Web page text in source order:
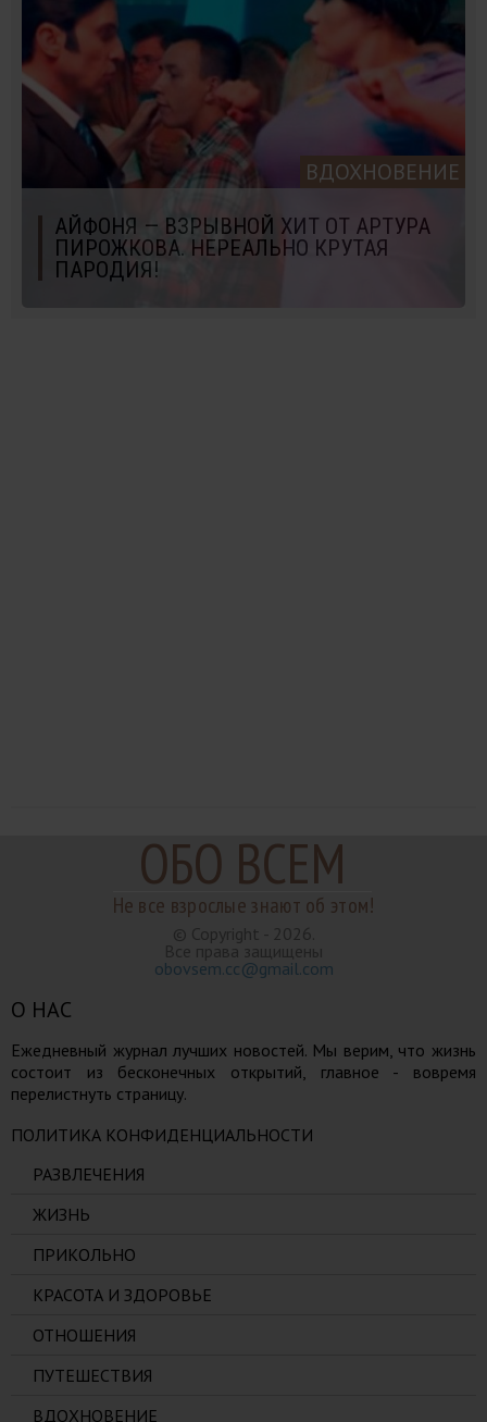
ВДОХНОВЕНИЕ
АЙФОНЯ — ВЗРЫВНОЙ ХИТ ОТ АРТУРА
ПИРОЖКОВА. НЕРЕАЛЬНО КРУТАЯ
ПАРОДИЯ!
ОБО ВСЕМ
Не все взрослые знают об этом!
© Copyright - 2026.
Все права защищены
obovsem.cc@gmail.com
О НАС
Ежедневный журнал лучших новостей. Мы верим, что жизнь
состоит из бесконечных открытий, главное - вовремя
перелистнуть страницу.
ПОЛИТИКА КОНФИДЕНЦИАЛЬНОСТИ
РАЗВЛЕЧЕНИЯ
ЖИЗНЬ
ПРИКОЛЬНО
КРАСОТА И ЗДОРОВЬЕ
ОТНОШЕНИЯ
ПУТЕШЕСТВИЯ
ВДОХНОВЕНИЕ